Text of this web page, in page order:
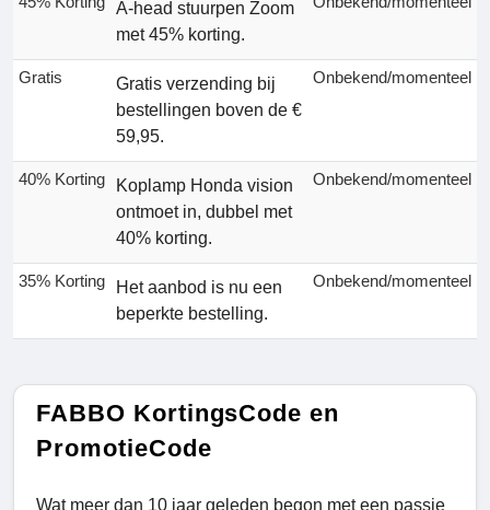
A-head stuurpen Zoom
met 45% korting.
Gratis
Gratis verzending bij
bestellingen boven de €
59,95.
Onbekend/momenteel
40% Korting
Koplamp Honda vision
ontmoet in, dubbel met
40% korting.
Onbekend/momenteel
35% Korting
Het aanbod is nu een
beperkte bestelling.
Onbekend/momenteel
FABBO KortingsCode en
PromotieCode
Wat meer dan 10 jaar geleden begon met een passie